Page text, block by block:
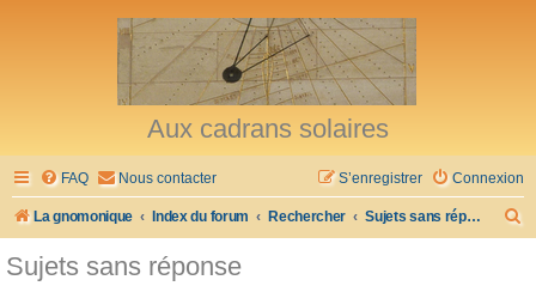
Aux cadrans solaires
FAQ Nous contacter Connexion
S’enregistrer
La gnomonique Index du forum Rechercher Sujets sans réponse
Sujets sans réponse